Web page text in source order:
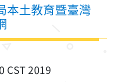
本土教育暨臺灣
CST 2019